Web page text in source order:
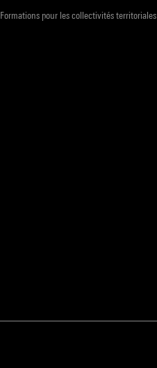
Formations pour les collectivités territoriales